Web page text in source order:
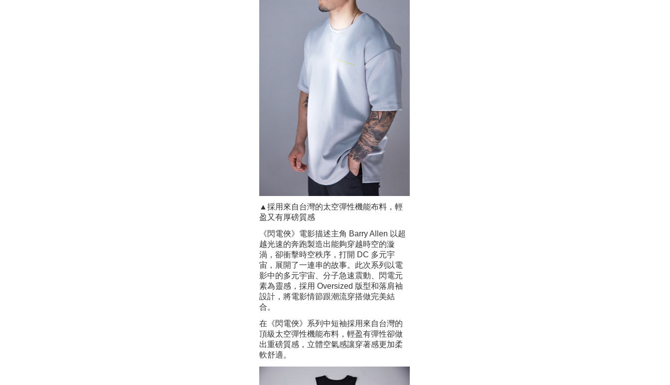
▲採用來自台灣的太空彈性機能布料，輕
盈又有厚磅質感
《閃電俠》電影描述主角 Barry Allen 以超
越光速的奔跑製造出能夠穿越時空的漩
渦，卻衝擊時空秩序，打開 DC 多元宇
宙，展開了一連串的故事。此次系列以電
影中的多元宇宙、分子急速震動、閃電元
素為靈感，採用 Oversized 版型和落肩袖
設計，將電影情節跟潮流穿搭做完美結
合。
在《閃電俠》系列中短袖採用來自台灣的
頂級太空彈性機能布料，輕盈有彈性卻做
出重磅質感，立體空氣感讓穿著感更加柔
軟舒適。